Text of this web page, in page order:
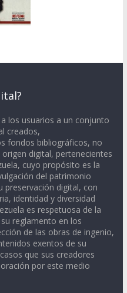
los usuarios a un conjunto
creados,
fondos bibliográficos, no
digital, pertenecientes
cuyo propósito es la
del patrimonio
preservación digital, con
identidad y diversidad
es respetuosa de la
reglamento en los
de las obras de ingenio,
exentos de su
que sus creadores
por este medio